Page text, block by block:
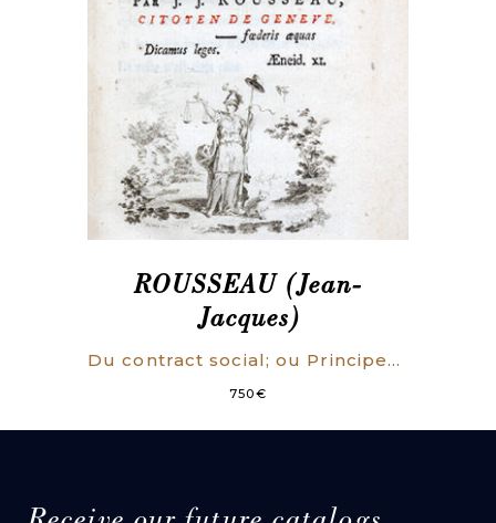
ROUSSEAU (Jean-
Jacques)
Du contract social; ou Principes du Droit politique. Par J.J. Rousseau, citoyen de Genève. [i.e. Contrat social].
750€